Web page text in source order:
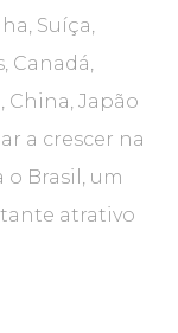
Suíça,
Canadá,
China, Japão
a crescer na
Brasil, um
atrativo